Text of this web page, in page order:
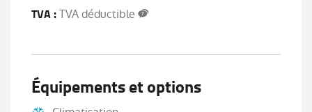
TVA :TVA déductible
Équipements et options